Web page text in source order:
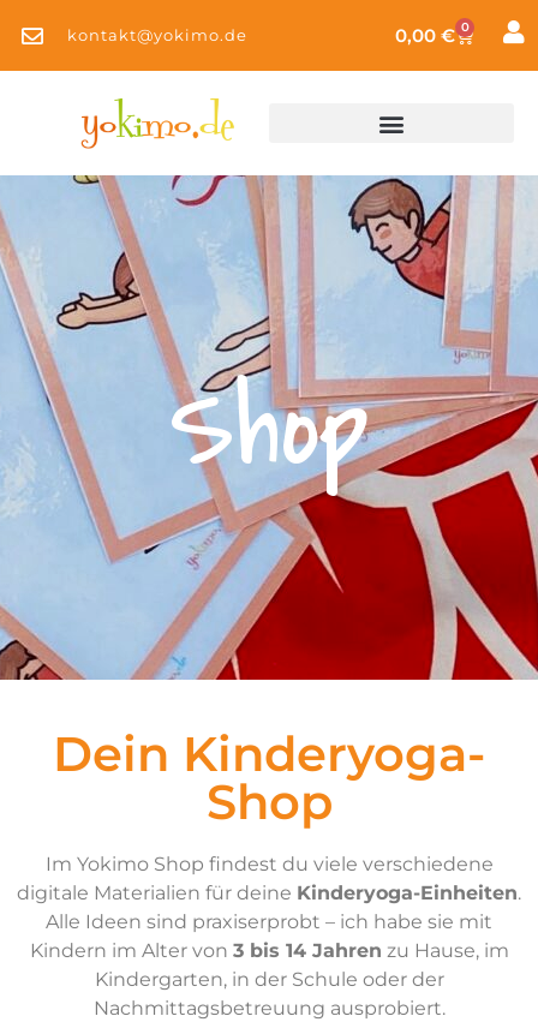
kontakt@yokimo.de 0,00 € 0
Shop
Dein Kinderyoga-
Shop
Im Yokimo Shop findest du viele verschiedene
digitale Materialien für deine Kinderyoga-Einheiten.
Alle Ideen sind praxiserprobt – ich habe sie mit
Kindern im Alter von 3 bis 14 Jahren zu Hause, im
Kindergarten, in der Schule oder der
Nachmittagsbetreuung ausprobiert.